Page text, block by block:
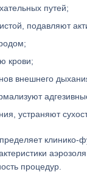
путей;
подавляют
крови;
внешнего
устраняют
процедур.